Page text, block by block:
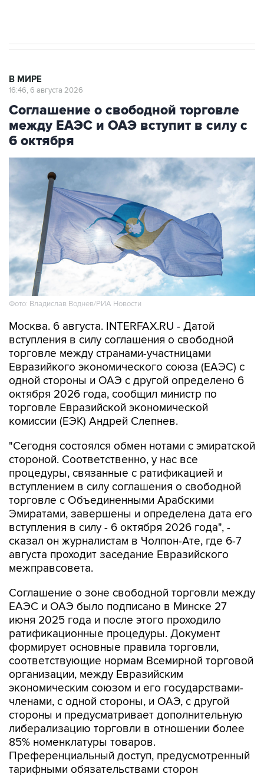
В МИРЕ
16:46, 6 августа 2026
Соглашение о свободной торговле
между ЕАЭС и ОАЭ вступит в силу с
6 октября
Фото: Владислав Воднев/РИА Новости
Москва. 6 августа. INTERFAX.RU - Датой
вступления в силу соглашения о свободной
торговле между странами-участницами
Евразийкого экономического союза (ЕАЭС) с
одной стороны и ОАЭ с другой определено 6
октября 2026 года, сообщил министр по
торговле Евразийской экономической
комиссии (ЕЭК) Андрей Слепнев.
"Сегодня состоялся обмен нотами с эмиратской
стороной. Соответственно, у нас все
процедуры, связанные с ратификацией и
вступлением в силу соглашения о свободной
торговле с Объединенными Арабскими
Эмиратами, завершены и определена дата его
вступления в силу - 6 октября 2026 года", -
сказал он журналистам в Чолпон-Ате, где 6-7
августа проходит заседание Евразийского
межправсовета.
Соглашение о зоне свободной торговли между
ЕАЭС и ОАЭ было подписано в Минске 27
июня 2025 года и после этого проходило
ратификационные процедуры. Документ
формирует основные правила торговли,
соответствующие нормам Всемирной торговой
организации, между Евразийским
экономическим союзом и его государствами-
членами, с одной стороны, и ОАЭ, с другой
стороны и предусматривает дополнительную
либерализацию торговли в отношении более
85% номенклатуры товаров.
Преференциальный доступ, предусмотренный
тарифными обязательствами сторон